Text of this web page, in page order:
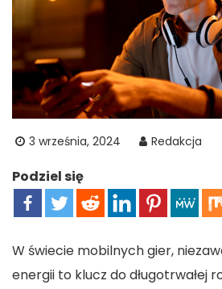
3 września, 2024 Redakcja
Podziel się
W świecie mobilnych gier,
energii to klucz do długotrwałej